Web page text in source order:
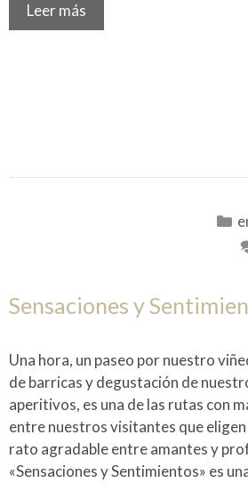
Leer más
Sensaciones y
Una hora, un paseo por nuestro
de barricas y degustación de
aperitivos, es una de las rutas con
entre nuestros visitantes que eligen
rato agradable entre amantes y
«Sensaciones y Sentimientos» es